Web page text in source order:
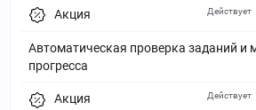
Акция
Автоматическая проверка заданий и
прогресса
Действует
Акция Действует